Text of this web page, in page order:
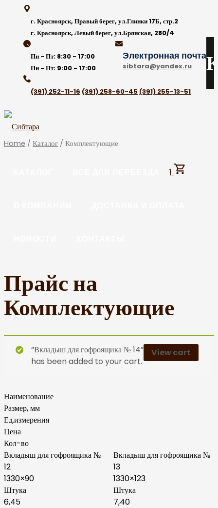
content
г. Красноярск, Правый берег, ул.Глинки 17Б, стр.2
г. Красноярск, Левый берег, ул.Брянская, 280/4
Пн - Пт: 8:30 - 17:00
Пн - Пт: 9:00 - 17:00
Электронная почта
sibtara@yandex.ru
(391) 252-11-16 (391) 258-60-45 (391) 255-13-51
1
Home / Каталог / Комплектующие
Прайс на
Комплектующие
View cart
“Вкладыш для гофроящика № 14”
has been added to your cart.
Наименование
Размер, мм
Ед.измерения
Цена
Кол-во
Вкладыш для гофроящика №
12
1330×90
Штука
6,45
Вкладыш для гофроящика №
13
1330×123
Штука
7,40